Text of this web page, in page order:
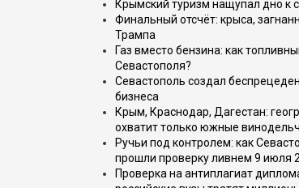
Крымский туризм нащупал дно к
Финальный отсчёт: крыса,
Трампа
Газ вместо бензина: как
Севастополя?
Севастополь создал
бизнеса
Крым, Краснодар, Дагестан:
охватит только южные
Ручьи под контролем: как
прошли проверку ливнем 9 июля
Проверка на антиплагиат